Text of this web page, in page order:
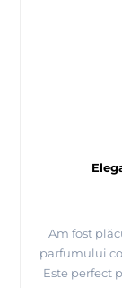
Am fost
parfumului
Este perfect